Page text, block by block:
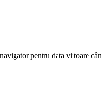
pentru data viitoare